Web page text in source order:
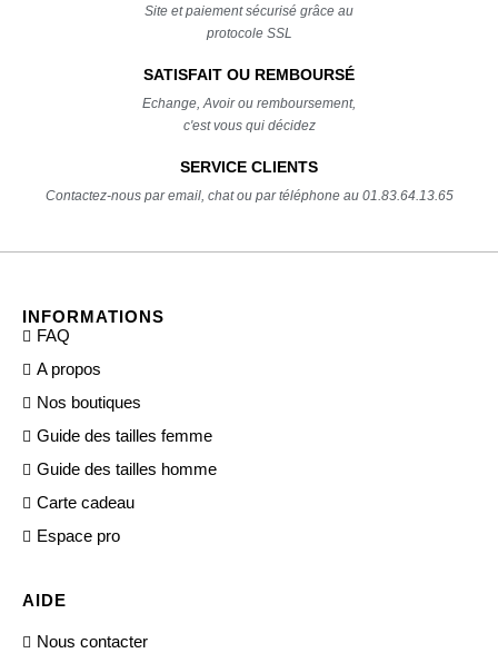
Site et paiement sécurisé grâce au
protocole SSL
SATISFAIT OU REMBOURSÉ
Echange, Avoir ou remboursement,
c'est vous qui décidez
SERVICE CLIENTS
Contactez-nous par email, chat ou par téléphone au 01.83.64.13.65
INFORMATIONS
FAQ
A propos
Nos boutiques
Guide des tailles femme
Guide des tailles homme
Carte cadeau
Espace pro
AIDE
Nous contacter